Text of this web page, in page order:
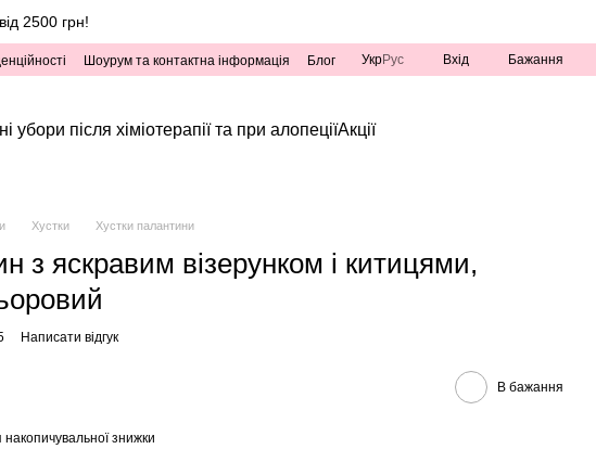
2500 грн!
Шоурум та контактна інформація Блог УкрРус Вхід Бажання
убори після хіміотерапії та при алопеціїАкції
Хустки Хустки палантини
з яскравим візерунком і китицями,
Написати відгук
В бажання
знижки